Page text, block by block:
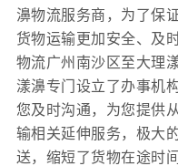
濞物流服务商，为了保
货物运输更加安全、及
物流广州南沙区至大理
漾濞专门设立了办事机
您及时沟通，为您提供
输相关延伸服务，极大
送，缩短了货物在途时